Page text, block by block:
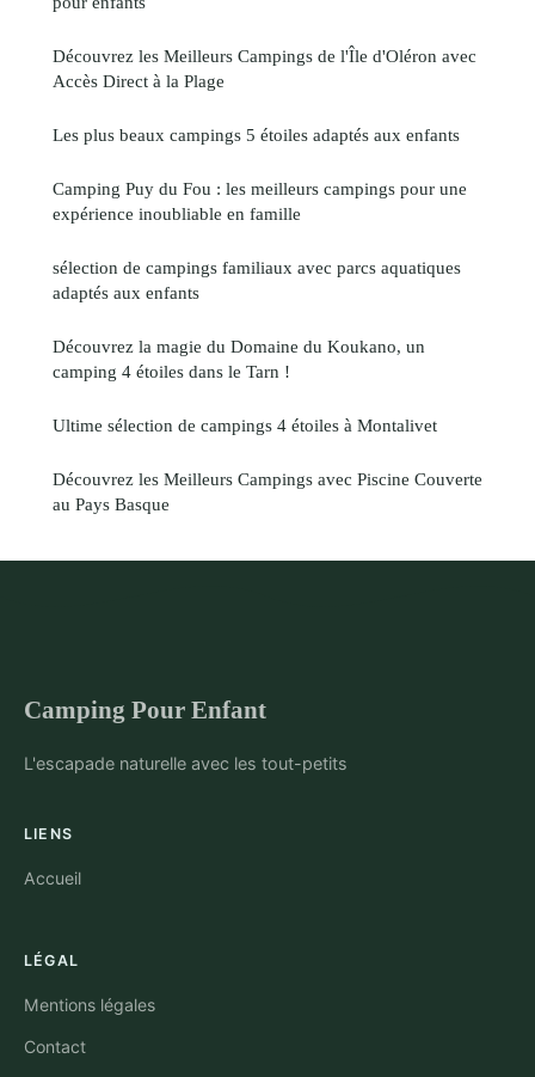
Découvrez les Meilleurs Campings de l'Île d'Oléron avec
Accès Direct à la Plage
Les plus beaux campings 5 étoiles adaptés aux enfants
Camping Puy du Fou : les meilleurs campings pour une
expérience inoubliable en famille
sélection de campings familiaux avec parcs aquatiques
adaptés aux enfants
Découvrez la magie du Domaine du Koukano, un
camping 4 étoiles dans le Tarn !
Ultime sélection de campings 4 étoiles à Montalivet
Découvrez les Meilleurs Campings avec Piscine Couverte
au Pays Basque
Camping Pour Enfant
L'escapade naturelle avec les tout-petits
LIENS
Accueil
LÉGAL
Mentions légales
Contact